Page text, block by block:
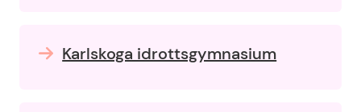
Karlskoga idrottsgymnasium